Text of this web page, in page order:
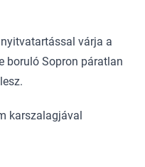
várja a
boruló Sopron páratlan
karszalagjával